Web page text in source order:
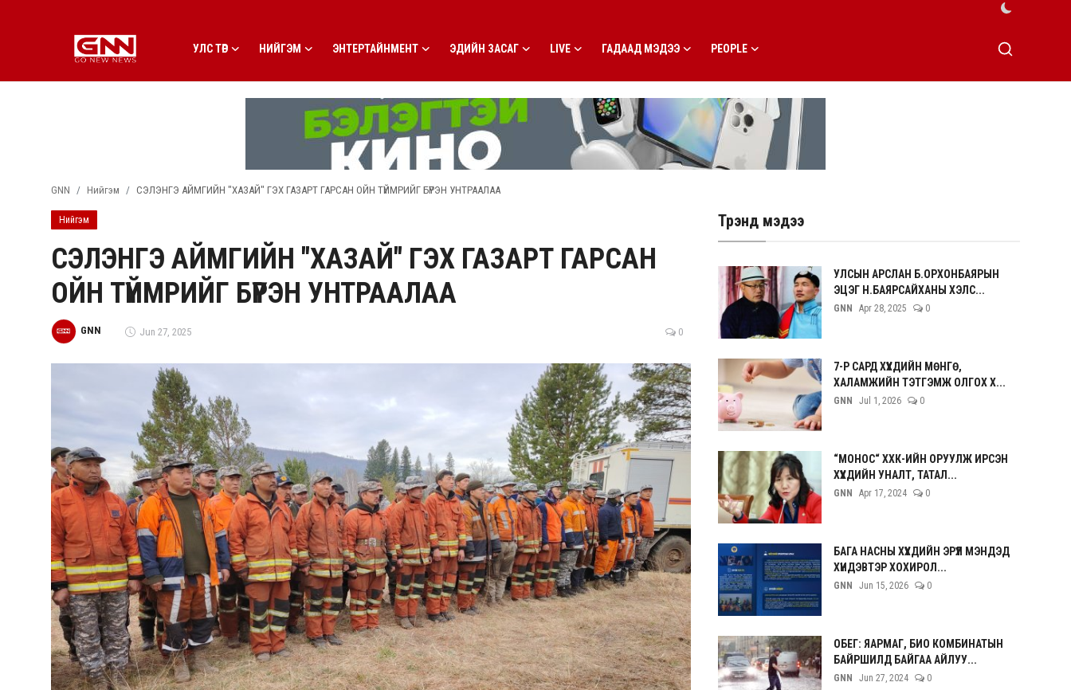
УЛС ТӨР НИЙГЭМ ЭНТЕРТАЙНМЕНТ ЭДИЙН ЗАСАГ LIVE ГАДААД МЭДЭЭ PEOPLE
Гадаад мэдээ
GNN Нийгэм СЭЛЭНГЭ АЙМГИЙН "ХАЗАЙ" ГЭХ ГАЗАРТ ГАРСАН ОЙН ТҮЙМРИЙГ БҮРЭН УНТРААЛАА
Нийгэм
СЭЛЭНГЭ АЙМГИЙН "ХАЗАЙ" ГЭХ ГАЗАРТ ГАРСАН
ОЙН ТҮЙМРИЙГ БҮРЭН УНТРААЛАА
GNN Jun 27, 2025 0
Трэнд мэдээ
УЛСЫН АРСЛАН Б.ОРХОНБАЯРЫН
ЭЦЭГ Н.БАЯРСАЙХАНЫ ХЭЛС...
GNN Apr 28, 2025 0
7-Р САРД ХҮҮХДИЙН МӨНГӨ,
ХАЛАМЖИЙН ТЭТГЭМЖ ОЛГОХ Х...
GNN Jul 1, 2026 0
“МОНОС“ ХХК-ИЙН ОРУУЛЖ ИРСЭН
ХҮҮХДИЙН УНАЛТ, ТАТАЛ...
GNN Apr 17, 2024 0
БАГА НАСНЫ ХҮҮХДИЙН ЭРҮҮЛ МЭНДЭД
ХҮНДЭВТЭР ХОХИРОЛ...
GNN Jun 15, 2026 0
ОБЕГ: ЯАРМАГ, БИО КОМБИНАТЫН
БАЙРШИЛД БАЙГАА АЙЛУУ...
GNN Jun 27, 2024 0